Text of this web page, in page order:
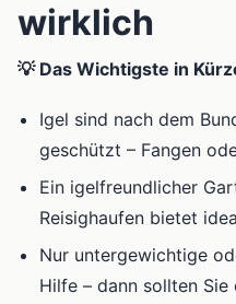
wirklich
💡 Das Wichtigste in
Igel sind nach dem
geschützt – Fangen
Ein igelfreundlicher
Reisighaufen bietet
Nur untergewichtige
Hilfe – dann sollten